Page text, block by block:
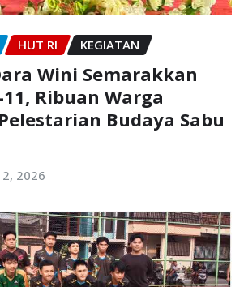
HUT RI KEGIATAN
Wini Semarakkan
11, Ribuan Warga
Budaya Sabu
2026